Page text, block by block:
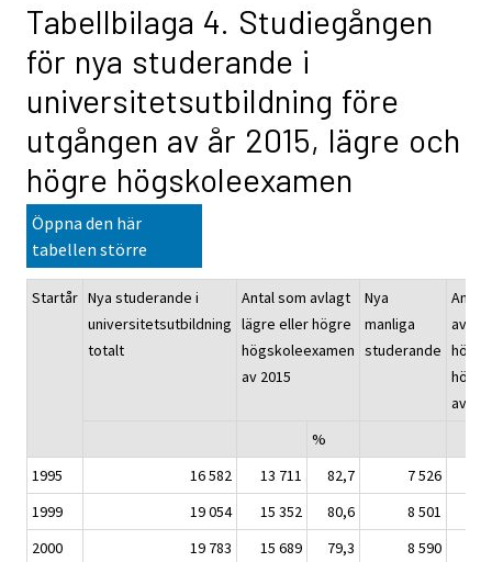
Tabellbilaga 4. Studiegången
för nya studerande i
universitetsutbildning före
utgången av år 2015, lägre och
högre högskoleexamen
Öppna den här
tabellen större
Startår Nya studerande i
universitetsutbildning
totalt
Antal som avlagt
lägre eller högre
högskoleexamen
av 2015
Nya
manliga
studerande
Antal
högre
av
%
1995
16 582 13 711 82,7 7 526
1999
19 054 15 352 80,6 8 501
2000
19 783 15 689 79,3 8 590